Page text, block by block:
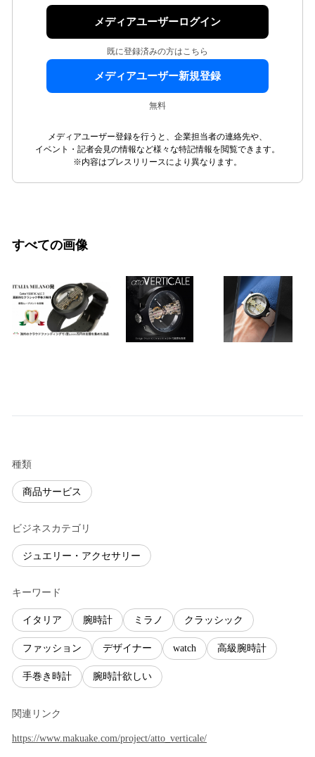
メディアユーザーログイン
既に登録済みの方はこちら
メディアユーザー新規登録
無料
メディアユーザー登録を行うと、企業担当者の連絡先や、
イベント・記者会見の情報など様々な特記情報を閲覧できます。
※内容はプレスリリースにより異なります。
すべての画像
種類
商品サービス
ビジネスカテゴリ
ジュエリー・アクセサリー
キーワード
イタリア 腕時計 ミラノ クラッシック
ファッション デザイナー watch 高級腕時計
手巻き時計 腕時計欲しい
関連リンク
https://www.makuake.com/project/atto_verticale/